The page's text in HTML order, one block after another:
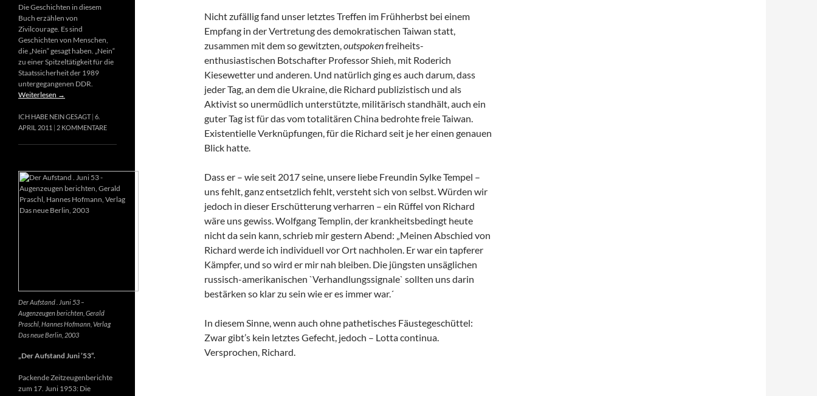
Nicht zufällig fand unser letztes Treffen im Frühherbst bei einem
Empfang in der Vertretung des demokratischen Taiwan statt,
zusammen mit dem so gewitzten, outspokenfreiheits-
enthusiastischen Botschafter Professor Shieh, mit Roderich
Kiesewetter und anderen. Und natürlich ging es auch darum, dass
jeder Tag, an dem die Ukraine, die Richard publizistisch und als
Aktivist so unermüdlich unterstützte, militärisch standhält, auch ein
guter Tag ist für das vom totalitären China bedrohte freie Taiwan.
Existentielle Verknüpfungen, für die Richard seit je her einen genauen
Blick hatte.
Dass er – wie seit 2017 seine, unsere liebe Freundin Sylke Tempel –
uns fehlt, ganz entsetzlich fehlt, versteht sich von selbst. Würden wir
jedoch in dieser Erschütterung verharren – ein Rüffel von Richard
wäre uns gewiss. Wolfgang Templin, der krankheitsbedingt heute
nicht da sein kann, schrieb mir gestern Abend: „Meinen Abschied von
Richard werde ich individuell vor Ort nachholen. Er war ein tapferer
Kämpfer, und so wird er mir nah bleiben. Die jüngsten unsäglichen
russisch-amerikanischen `Verhandlungssignale` sollten uns darin
bestärken so klar zu sein wie er es immer war.´
In diesem Sinne, wenn auch ohne pathetisches Fäustegeschüttel:
Zwar gibt’s kein letztes Gefecht, jedoch – Lotta continua.
Versprochen, Richard.
Die Geschichten in diesem
Buch erzählen von
Zivilcourage. Es sind
Geschichten von Menschen,
die „Nein“ gesagt haben. „Nein“
zu einer Spitzeltätigkeit für die
Staatssicherheit der 1989
untergegangenen DDR.
Weiterlesen →
ICH HABE NEIN GESAGT 6.
APRIL 2011
2 KOMMENTARE
Der Aufstand . Juni 53 –
Augenzeugen berichten, Gerald
Praschl, Hannes Hofmann, Verlag
Das neue Berlin, 2003
„Der Aufstand Juni ’53“.
Packende Zeitzeugenberichte
zum 17. Juni 1953: Die